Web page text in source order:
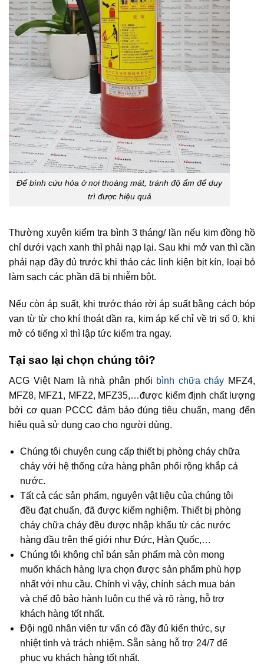
Để bình cứu hỏa ở nơi thoáng mát, tránh độ ẩm để duy
trì được hiệu quả
Thường xuyên kiểm tra bình 3 tháng/ lần nếu kim đồng hồ
chỉ dưới vạch xanh thì phải nạp lại. Sau khi mở van thì cần
phải nạp đầy đủ trước khi tháo các linh kiện bịt kín, loại bỏ
làm sạch các phần đã bị nhiễm bột.
Nếu còn áp suất, khi trước tháo rời áp suất bằng cách bóp
van từ từ cho khí thoát dần ra, kim áp kế chỉ về trị số 0, khi
mở có tiếng xì thì lập tức kiểm tra ngay.
Tại sao lại chọn chúng tôi?
ACG Việt Nam là nhà phân phối bình chữa cháy MFZ4,
MFZ8, MFZ1, MFZ2, MFZ35,…được kiểm định chất lượng
bởi cơ quan PCCC đảm bảo đúng tiêu chuẩn, mang đến
hiệu quả sử dụng cao cho người dùng.
Chúng tôi chuyên cung cấp thiết bị phòng cháy chữa
cháy với hệ thống cửa hàng phân phối rộng khắp cả
nước.
Tất cả các sản phẩm, nguyên vật liệu của chúng tôi
đều đạt chuẩn, đã được kiểm nghiệm. Thiết bị phòng
cháy chữa cháy đều được nhập khẩu từ các nước
hàng đầu trên thế giới như Đức, Hàn Quốc,…
Chúng tôi không chỉ bán sản phẩm mà còn mong
muốn khách hàng lựa chọn được sản phẩm phù hợp
nhất với nhu cầu. Chính vì vậy, chính sách mua bán
và chế độ bảo hành luôn cụ thể và rõ ràng, hỗ trợ
khách hàng tốt nhất.
Đội ngũ nhân viên tư vấn có đầy đủ kiến thức, sự
nhiệt tình và trách nhiệm. Sẵn sàng hỗ trợ 24/7 để
phục vụ khách hàng tốt nhất.